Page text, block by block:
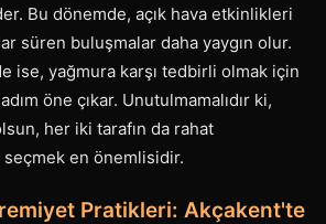
Bu dönemde, açık hava etkinlikleri
süren buluşmalar daha yaygın olur.
ise, yağmura karşı tedbirli olmak için
öne çıkar. Unutulmamalıdır ki,
her iki tarafın da rahat
en önemlisidir.
Pratikleri: Akçakent'te